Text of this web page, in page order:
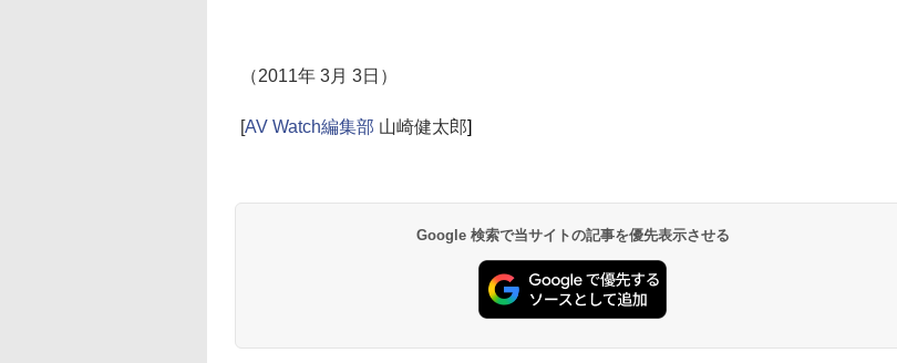
（2011年 3月 3日）
[AV Watch編集部 山崎健太郎]
Google 検索で当サイトの記事を優先表示させる